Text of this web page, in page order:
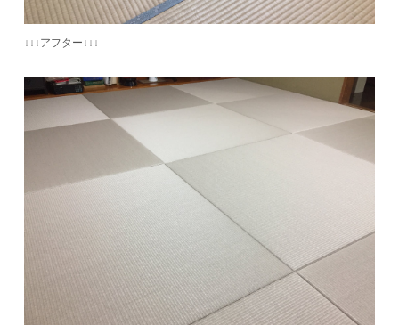
↓↓↓アフター↓↓↓